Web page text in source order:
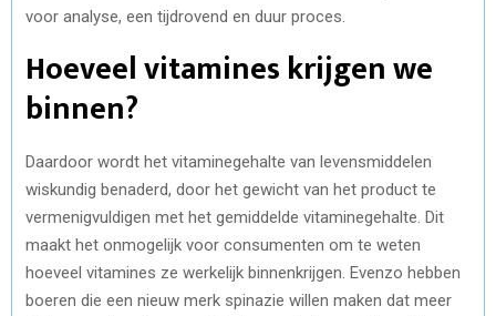
voor analyse, een tijdrovend en duur proces.
Hoeveel vitamines krijgen we
binnen?
Daardoor wordt het vitaminegehalte van levensmiddelen
wiskundig benaderd, door het gewicht van het product te
vermenigvuldigen met het gemiddelde vitaminegehalte. Dit
maakt het onmogelijk voor consumenten om te weten
hoeveel vitamines ze werkelijk binnenkrijgen. Evenzo hebben
boeren die een nieuw merk spinazie willen maken dat meer